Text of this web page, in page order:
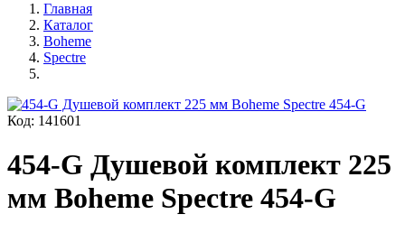
Главная
Каталог
Boheme
Spectre
Код: 141601
454-G Душевой комплект 225
мм Boheme Spectre 454-G